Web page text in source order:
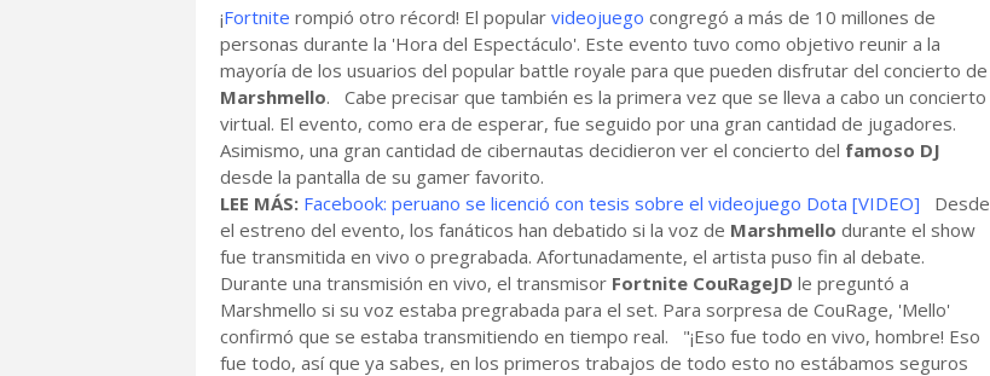
¡Fortnite rompió otro récord! El popular videojuego congregó a más de 10 millones de
personas durante la 'Hora del Espectáculo'. Este evento tuvo como objetivo reunir a la
mayoría de los usuarios del popular battle royale para que pueden disfrutar del concierto de
Marshmello. Cabe precisar que también es la primera vez que se lleva a cabo un concierto
virtual. El evento, como era de esperar, fue seguido por una gran cantidad de jugadores.
Asimismo, una gran cantidad de cibernautas decidieron ver el concierto del famoso DJ
desde la pantalla de su gamer favorito.
LEE MÁS: Facebook: peruano se licenció con tesis sobre el videojuego Dota [VIDEO] Desde
el estreno del evento, los fanáticos han debatido si la voz de Marshmello durante el show
fue transmitida en vivo o pregrabada. Afortunadamente, el artista puso fin al debate.
Durante una transmisión en vivo, el transmisor Fortnite CouRageJD le preguntó a
Marshmello si su voz estaba pregrabada para el set. Para sorpresa de CouRage, 'Mello'
confirmó que se estaba transmitiendo en tiempo real. "¡Eso fue todo en vivo, hombre! Eso
fue todo, así que ya sabes, en los primeros trabajos de todo esto no estábamos seguros